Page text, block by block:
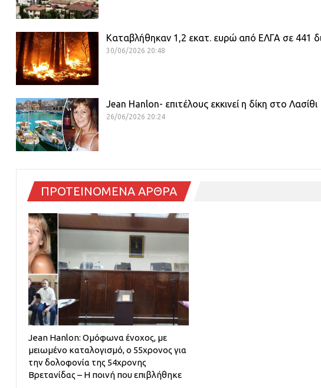
Καταβλήθηκαν 1,2 εκατ. ευρώ από ΕΛΓΑ σε 441
30/06/2026 20:48
Jean Hanlon- επιτέλους εκκινεί η δίκη στο Λασίθι
26/06/2026 20:24
ΠΡΟΤΕΙΝΟΜΕΝΑ ΑΡΘΡΑ
Jean Hanlon: Ομόφωνα ένοχος, με
μειωμένο καταλογισμό, ο 55χρονος για
την δολοφονία της 54χρονης
Βρετανίδας – Η ποινή που επιβλήθηκε